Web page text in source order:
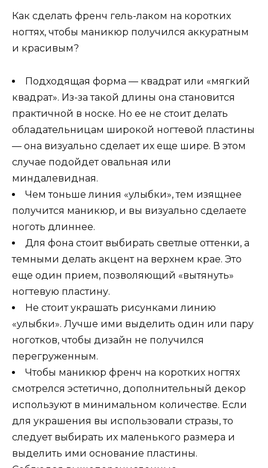
Как сделать френч гель-лаком на коротких
ногтях, чтобы маникюр получился аккуратным
и красивым?
Подходящая форма — квадрат или «мягкий
квадрат». Из-за такой длины она становится
практичной в носке. Но ее не стоит делать
обладательницам широкой ногтевой пластины
— она визуально сделает их еще шире. В этом
случае подойдет овальная или
миндалевидная.
Чем тоньше линия «улыбки», тем изящнее
получится маникюр, и вы визуально сделаете
ноготь длиннее.
Для фона стоит выбирать светлые оттенки, а
темными делать акцент на верхнем крае. Это
еще один прием, позволяющий «вытянуть»
ногтевую пластину.
Не стоит украшать рисунками линию
«улыбки». Лучше ими выделить один или пару
ноготков, чтобы дизайн не получился
перегруженным.
Чтобы маникюр френч на коротких ногтях
смотрелся эстетично, дополнительный декор
используют в минимальном количестве. Если
для украшения вы использовали стразы, то
следует выбирать их маленького размера и
выделить ими основание пластины.